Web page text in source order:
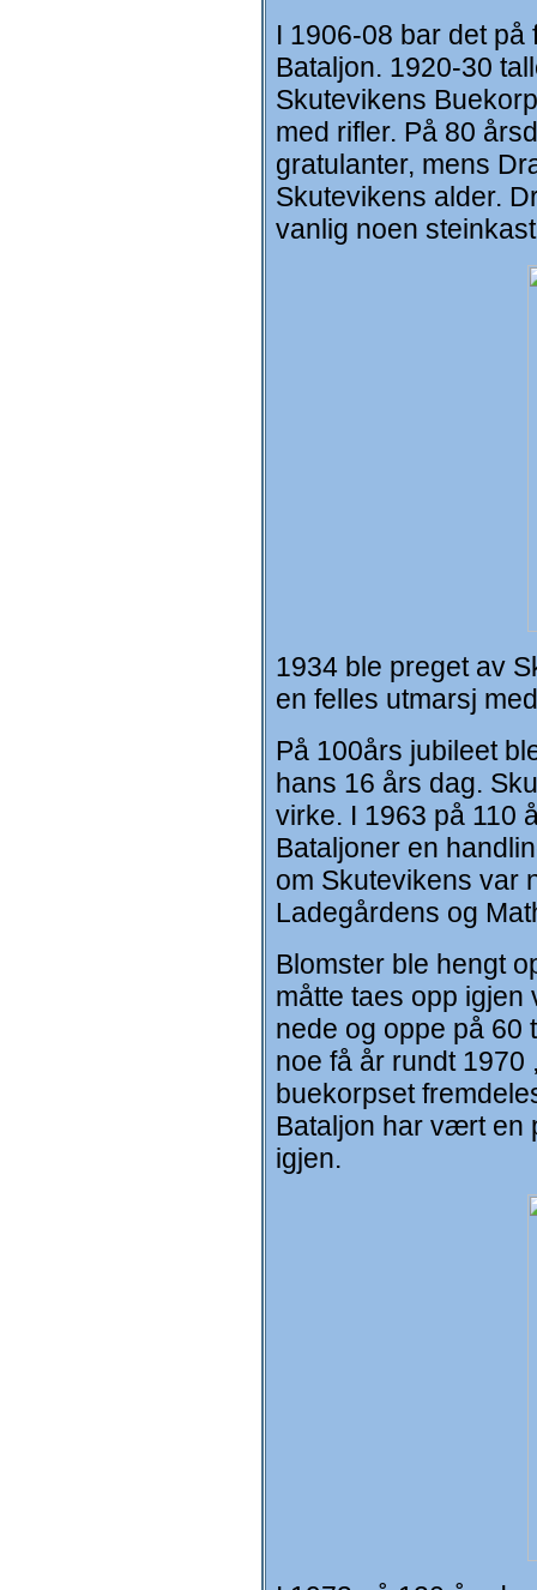
I 1906-08 bar det
Bataljon. 1920-30
Skutevikens
med rifler. På 80
gratulanter, mens
Skutevikens alder.
vanlig noen
1934 ble preget av
en felles utmarsj
På 100års jubileet
hans 16 års dag.
virke. I 1963 på 110
Bataljoner en
om Skutevikens var
Ladegårdens og
Blomster ble hengt
måtte taes opp
nede og oppe på 60
noe få år rundt
buekorpset
Bataljon har vært en
igjen.